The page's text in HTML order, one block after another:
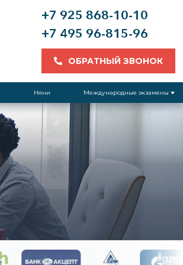
+7 925 868-10-10
+7 495 96-815-96
ОБРАТНЫЙ ЗВОНОК
Няни Международные экзамены